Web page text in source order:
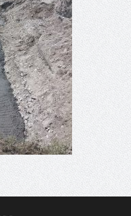
Εντάχθηκε στον Κατάλογο
UNESCO – Ομόφωνη η
ως φυσικό και
οικουμενικής αξίας για την
ΚΑΛΟΚΑΙΡΙΝΕΣ ΔΡΑΣΕΙΣ